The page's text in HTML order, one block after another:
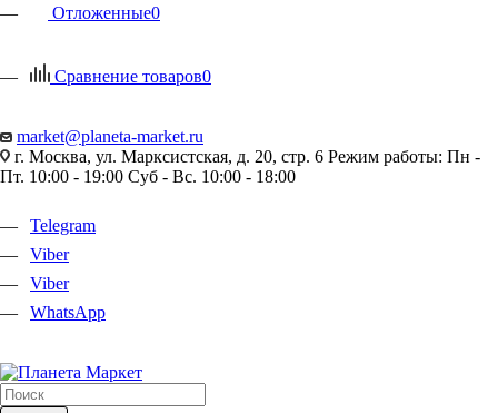
Отложенные0
Сравнение товаров0
market@planeta-market.ru
г. Москва, ул. Марксистская, д. 20, стр. 6 Режим работы: Пн -
Пт. 10:00 - 19:00 Суб - Вс. 10:00 - 18:00
Telegram
Viber
Viber
WhatsApp